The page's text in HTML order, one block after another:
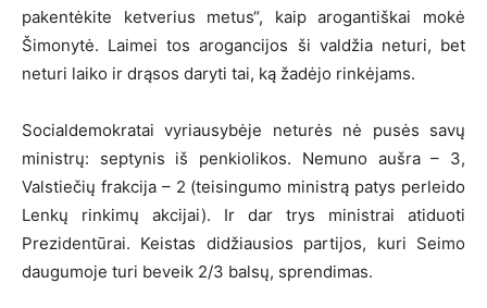
pakentėkite ketverius metus“, kaip arogantiškai mokė
Šimonytė. Laimei tos arogancijos ši valdžia neturi, bet
neturi laiko ir drąsos daryti tai, ką žadėjo rinkėjams.
Socialdemokratai vyriausybėje neturės nė pusės savų
ministrų: septynis iš penkiolikos. Nemuno aušra – 3,
Valstiečių frakcija – 2 (teisingumo ministrą patys perleido
Lenkų rinkimų akcijai). Ir dar trys ministrai atiduoti
Prezidentūrai. Keistas didžiausios partijos, kuri Seimo
daugumoje turi beveik 2/3 balsų, sprendimas.